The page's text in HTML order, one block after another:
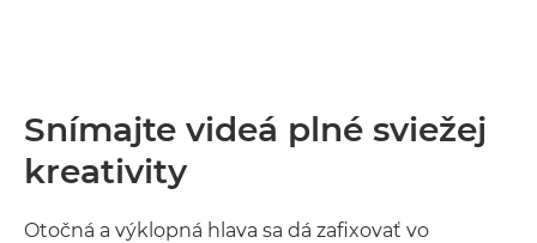
Snímajte videá plné sviežej
kreativity
Otočná a výklopná hlava sa dá zafixovať vo